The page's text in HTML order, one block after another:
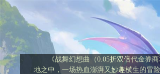
《战舞幻想曲（0.05折双倍代金券
地之中，一场热血澎湃又妙趣横生的冒